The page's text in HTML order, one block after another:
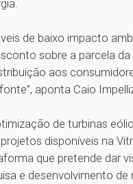
de baixo impacto
sobre a parcela da
aos
aponta Caio
de turbinas
disponíveis na
que pretende dar
e desenvolvimento de